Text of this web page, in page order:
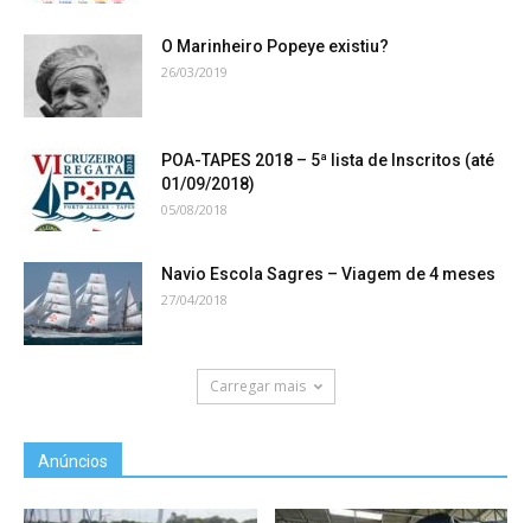
O Marinheiro Popeye existiu?
26/03/2019
POA-TAPES 2018 – 5ª lista de Inscritos (até
01/09/2018)
05/08/2018
Navio Escola Sagres – Viagem de 4 meses
27/04/2018
Carregar mais
Anúncios